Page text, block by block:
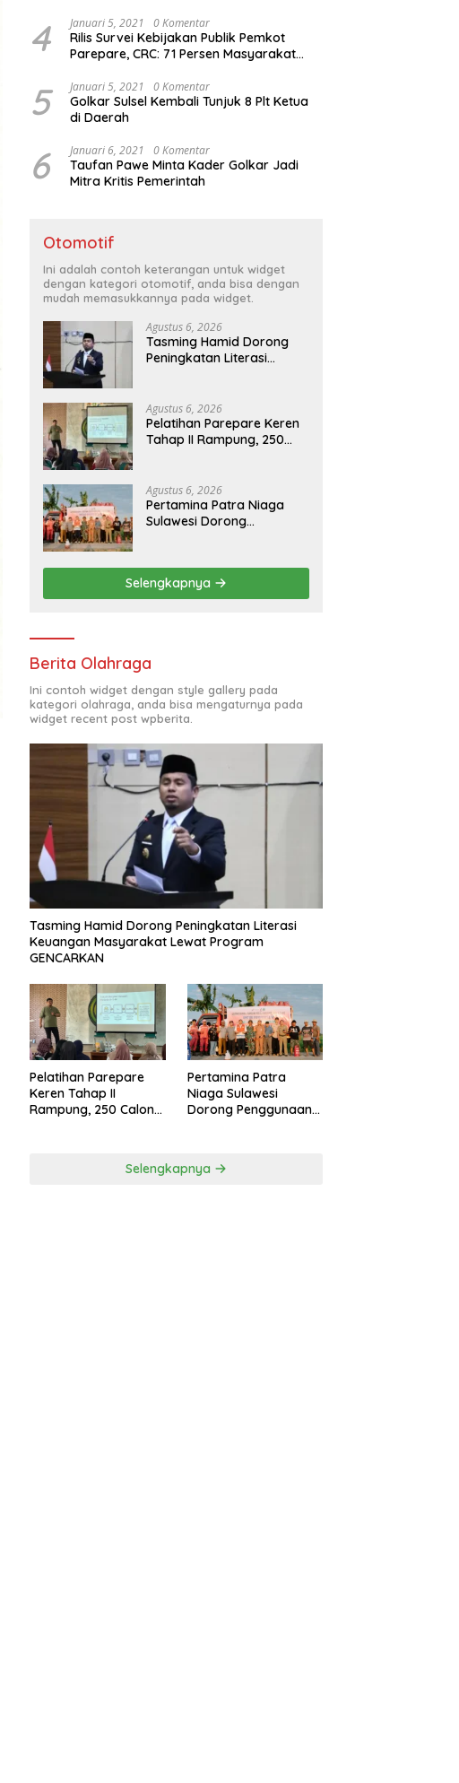
4 Januari 5, 2021 0 Komentar
Rilis Survei Kebijakan Publik Pemkot
Parepare, CRC: 71 Persen Masyarakat
5 Januari 5, 2021 0 Komentar
Golkar Sulsel Kembali Tunjuk 8 Plt Ketua
di Daerah
6 Januari 6, 2021 0 Komentar
Taufan Pawe Minta Kader Golkar Jadi
Mitra Kritis Pemerintah
Otomotif
Ini adalah contoh keterangan untuk widget
dengan kategori otomotif, anda bisa dengan
mudah memasukkannya pada widget.
Agustus 6, 2026
Tasming Hamid Dorong
Peningkatan Literasi
GENCARKAN
Agustus 6, 2026
Pelatihan Parepare Keren
Tahap II Rampung, 250
Agustus 6, 2026
Pertamina Patra Niaga
Sulawesi Dorong
Solusi Energi Irigasi
Selengkapnya
Berita Olahraga
Ini contoh widget dengan style gallery pada
kategori olahraga, anda bisa mengaturnya pada
widget recent post wpberita.
Tasming Hamid Dorong Peningkatan Literasi
Keuangan Masyarakat Lewat Program
GENCARKAN
Pelatihan Parepare
Keren Tahap II
Rampung, 250 Calon
Pertamina Patra
Niaga Sulawesi
Dorong Penggunaan
Selengkapnya